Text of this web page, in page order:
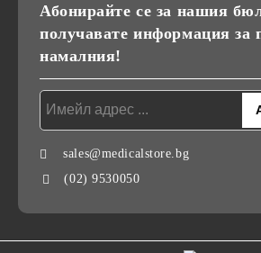
Абонирайте се за нашия
получавате информация за
намалния!
sales@medicalstore.bg
(02) 9530050